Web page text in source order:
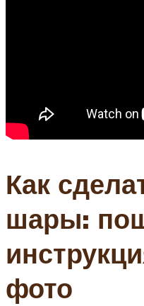
Как
шары:
фото